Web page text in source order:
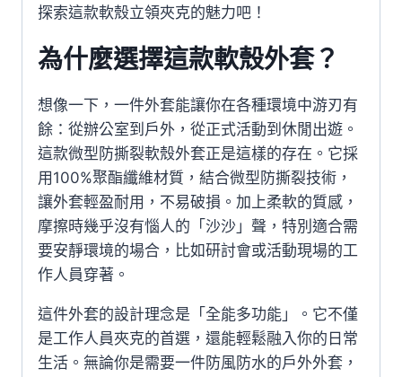
探索這款軟殼立領夾克的魅力吧！
為什麼選擇這款軟殼外套？
想像一下，一件外套能讓你在各種環境中游刃有
餘：從辦公室到戶外，從正式活動到休閒出遊。
這款微型防撕裂軟殼外套正是這樣的存在。它採
用100%聚酯纖維材質，結合微型防撕裂技術，
讓外套輕盈耐用，不易破損。加上柔軟的質感，
摩擦時幾乎沒有惱人的「沙沙」聲，特別適合需
要安靜環境的場合，比如研討會或活動現場的工
作人員穿著。
這件外套的設計理念是「全能多功能」。它不僅
是工作人員夾克的首選，還能輕鬆融入你的日常
生活。無論你是需要一件防風防水的戶外外套，